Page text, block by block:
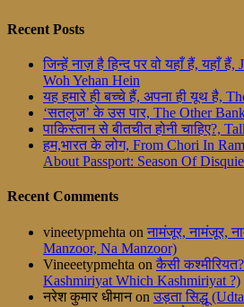
Recent Posts
जिन्हें नाज़ है हिन्द पर वो यहाँ हैं, यहाँ
Woh Yehan Hein
यह हमारे ही बच्चे हैं, अपना ही यूथ है,
‘सतलुज’ के उस पार, The Other Bank
पाकिस्तान से बीतचीत होनी चाहिए?,
हम,भारत के लोग, From Chori In
About Passport: Season Of
Recent Comments
vineetypmehta on नामंजूर, नामंजूर,
Manzoor, Na Manzoor)
Vineeetypmehta on कैसी
Kashmiriyat Which Kashmiriyat ?)
नरेश कुमार धीमानon उड़ता सिद्धू